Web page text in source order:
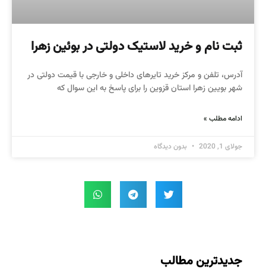
ثبت نام و خرید لاستیک دولتی در بوئین زهرا
آدرس، تلفن و مرکز خرید تایرهای داخلی و خارجی با قیمت دولتی در
شهر بویین زهرا استان قزوین را برای پاسخ به این سوال که
ادامه مطلب »
جولای 1, 2020 بدون دیدگاه
جدیدترین مطالب